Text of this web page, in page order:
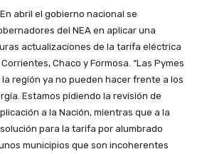
abril el gobierno nacional se
del NEA en aplicar una
actualizaciones de la tarifa eléctrica
Chaco y Formosa. “Las Pymes
región ya no pueden hacer frente a los
Estamos pidiendo la revisión de
a la Nación, mientras que a la
para la tarifa por alumbrado
municipios que son incoherentes